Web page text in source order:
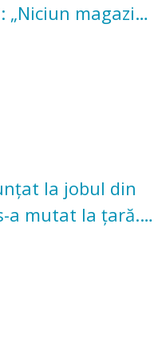
„Niciun magazin
satisfacție”
la jobul din
a mutat la țară.
în grădina